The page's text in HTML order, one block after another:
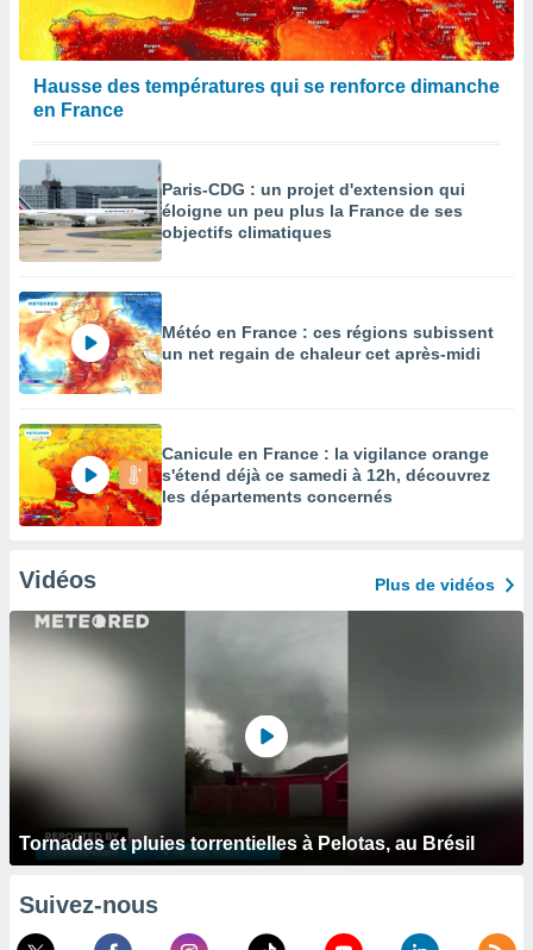
Hausse des températures qui se renforce dimanche
en France
Paris-CDG : un projet d'extension qui
éloigne un peu plus la France de ses
objectifs climatiques
Météo en France : ces régions subissent
un net regain de chaleur cet après-midi
Canicule en France : la vigilance orange
s'étend déjà ce samedi à 12h, découvrez
les départements concernés
Vidéos Plus de vidéos
Tornades et pluies torrentielles à Pelotas, au Brésil
Suivez-nous